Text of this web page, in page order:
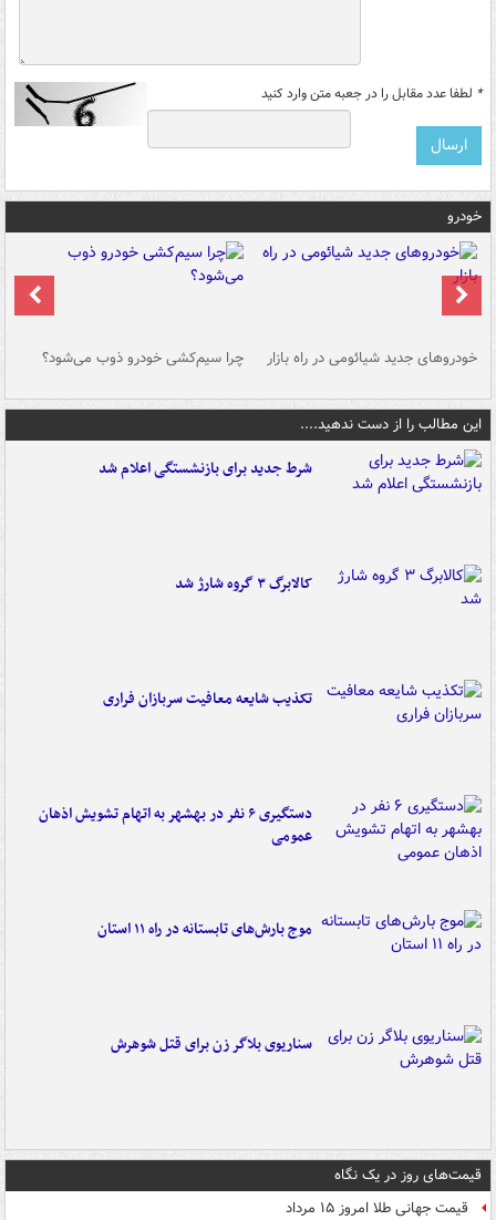
* لطفا عدد مقابل را در جعبه متن وارد کنید
خودرو
خودروهای جدید شیائومی در راه بازار چرا سیم‌کشی خودرو ذوب می‌شود؟
این مطالب را از دست ندهید....
شرط جدید برای بازنشستگی اعلام شد
کالابرگ ۳ گروه شارژ شد
تکذیب شایعه معافیت سربازان فراری
دستگیری ۶ نفر در بهشهر به اتهام تشویش اذهان
عمومی
موج بارش‌های تابستانه در راه ۱۱ استان
سناریوی بلاگر زن برای قتل شوهرش
قیمت‌های روز در یک نگاه
قیمت جهانی طلا امروز ۱۵ مرداد